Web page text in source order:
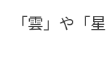
「雲」や「